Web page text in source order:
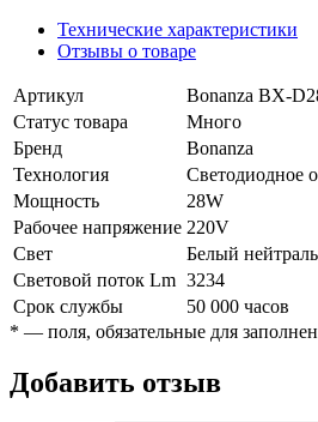
Технические характеристики
Отзывы о товаре
Артикул
Bonanza BX-
Статус товара
Много
Бренд
Bonanza
Технология
Светодиодное
Мощность
28W
Рабочее напряжение 220V
Свет
Белый
Световой поток Lm 3234
Срок службы
50 000 часов
* — поля, обязательные для
Добавить отзыв